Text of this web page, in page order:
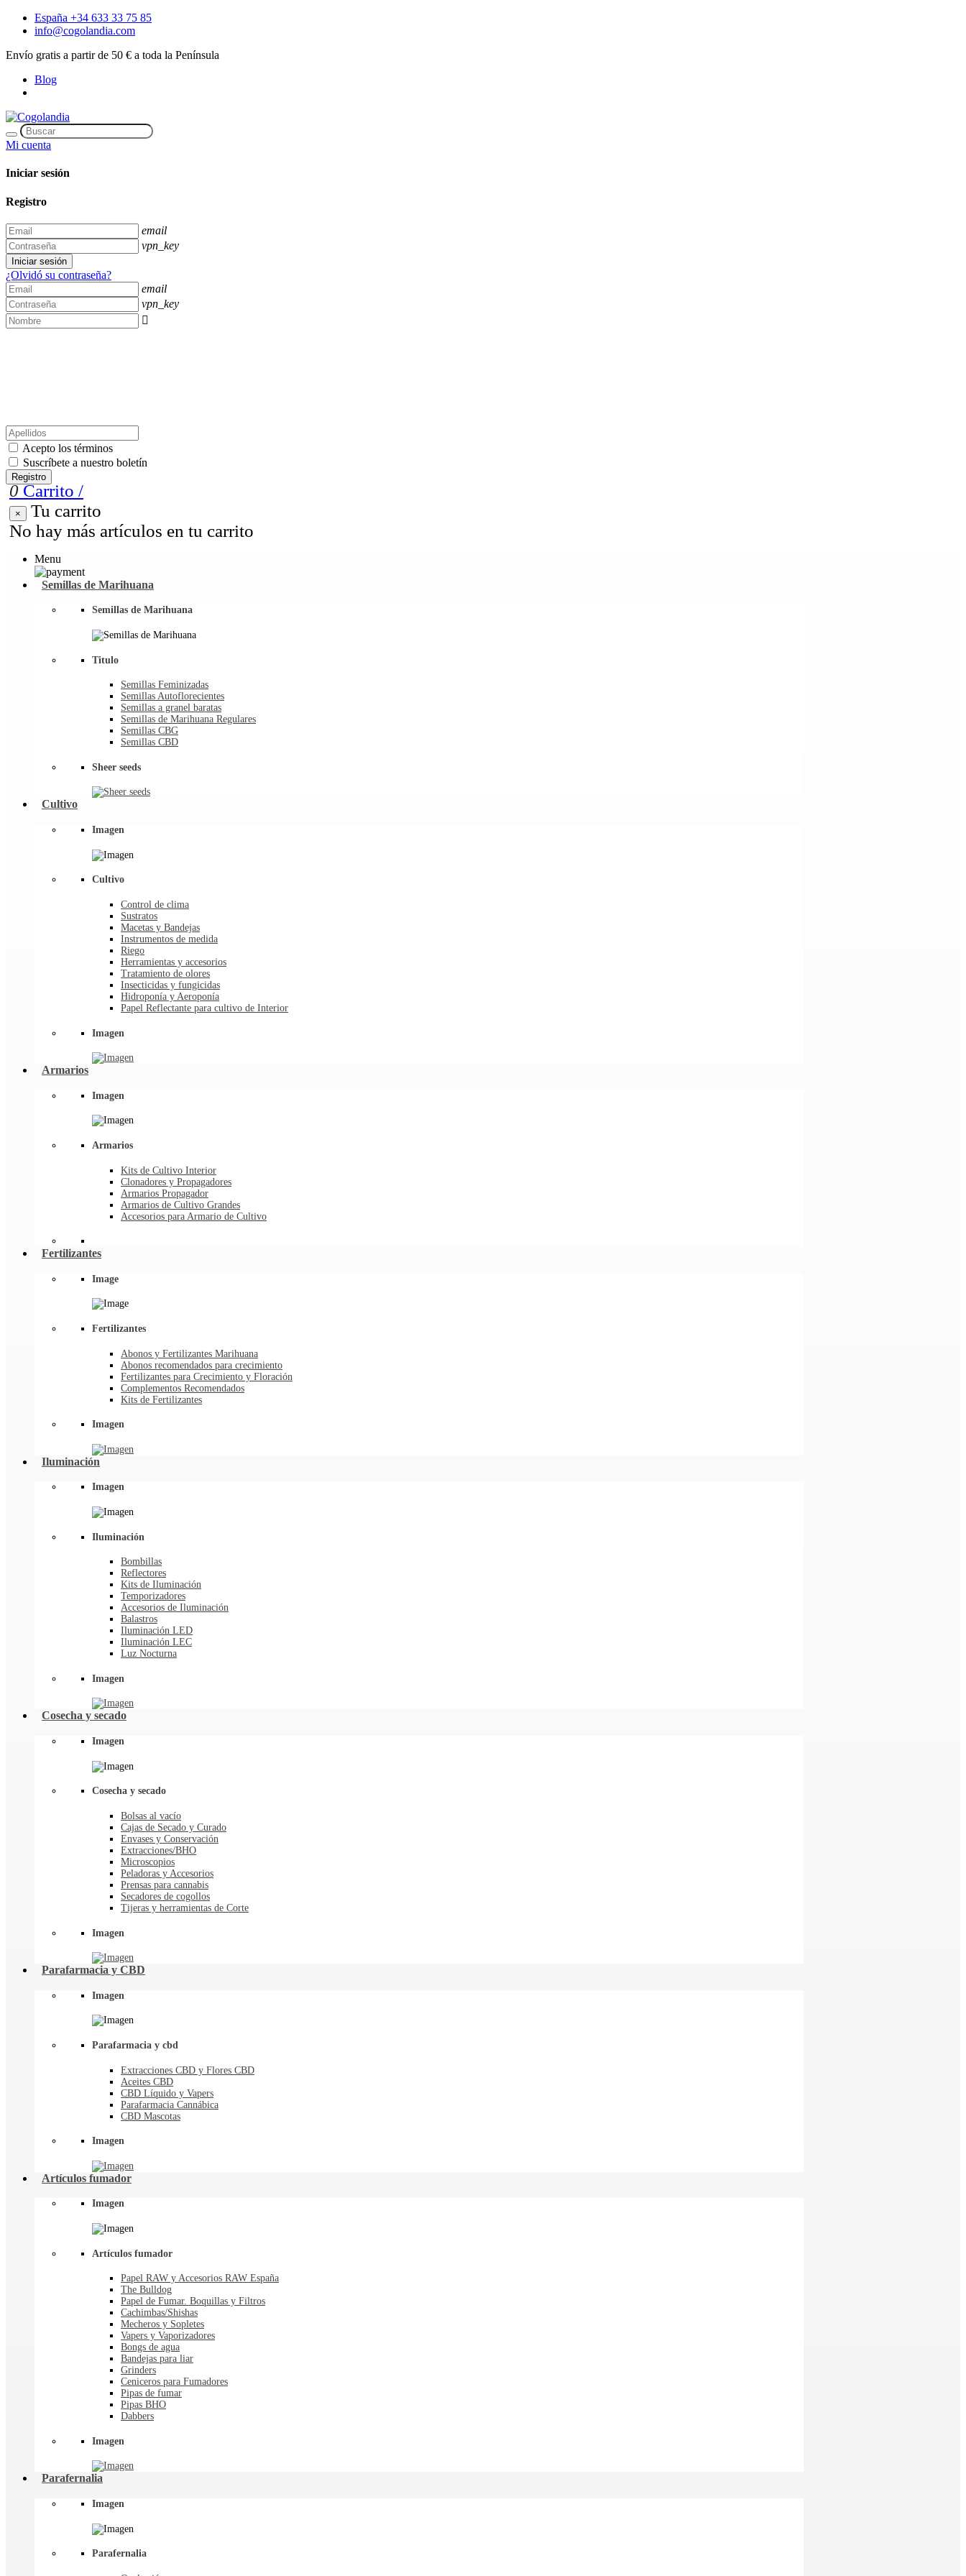
España +34 633 33 75 85
info@cogolandia.com
Envío gratis a partir de 50 € a toda la Península
Blog
Mi cuenta
Iniciar sesión
Registro
email
vpn_key
Iniciar sesión
¿Olvidó su contraseña?
email
vpn_key

Acepto los términos
Suscríbete a nuestro boletín
Registro
0 Carrito /
×
Tu carrito
No hay más artículos en tu carrito
Menu
Semillas de Marihuana
Semillas de Marihuana
Titulo
Semillas Feminizadas
Semillas Autoflorecientes
Semillas a granel baratas
Semillas de Marihuana Regulares
Semillas CBG
Semillas CBD
Sheer seeds
Cultivo
Imagen
Cultivo
Control de clima
Sustratos
Macetas y Bandejas
Instrumentos de medida
Riego
Herramientas y accesorios
Tratamiento de olores
Insecticidas y fungicidas
Hidroponía y Aeroponía
Papel Reflectante para cultivo de Interior
Imagen
Armarios
Imagen
Armarios
Kits de Cultivo Interior
Clonadores y Propagadores
Armarios Propagador
Armarios de Cultivo Grandes
Accesorios para Armario de Cultivo
Fertilizantes
Image
Fertilizantes
Abonos y Fertilizantes Marihuana
Abonos recomendados para crecimiento
Fertilizantes para Crecimiento y Floración
Complementos Recomendados
Kits de Fertilizantes
Imagen
Iluminación
Imagen
Iluminación
Bombillas
Reflectores
Kits de Iluminación
Temporizadores
Accesorios de Iluminación
Balastros
Iluminación LED
Iluminación LEC
Luz Nocturna
Imagen
Cosecha y secado
Imagen
Cosecha y secado
Bolsas al vacío
Cajas de Secado y Curado
Envases y Conservación
Extracciones/BHO
Microscopios
Peladoras y Accesorios
Prensas para cannabis
Secadores de cogollos
Tijeras y herramientas de Corte
Imagen
Parafarmacia y CBD
Imagen
Parafarmacia y cbd
Extracciones CBD y Flores CBD
Aceites CBD
CBD Líquido y Vapers
Parafarmacia Cannábica
CBD Mascotas
Imagen
Artículos fumador
Imagen
Artículos fumador
Papel RAW y Accesorios RAW España
The Bulldog
Papel de Fumar. Boquillas y Filtros
Cachimbas/Shishas
Mecheros y Sopletes
Vapers y Vaporizadores
Bongs de agua
Bandejas para liar
Grinders
Ceniceros para Fumadores
Pipas de fumar
Pipas BHO
Dabbers
Imagen
Parafernalia
Imagen
Parafernalia